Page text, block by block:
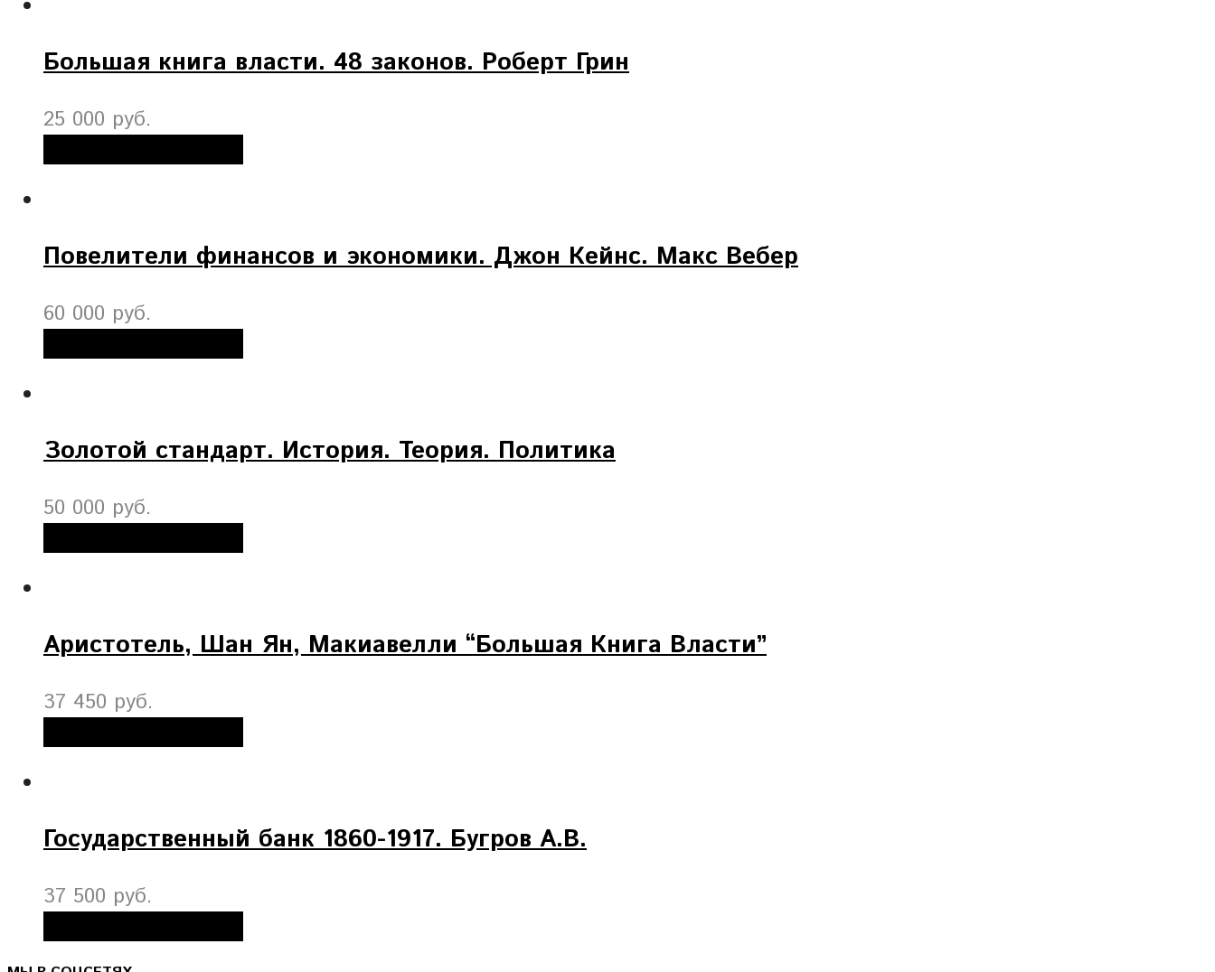
Большая книга власти. 48 законов. Роберт Грин
25 000 руб.
Повелители финансов и экономики. Джон Кейнс. Макс Вебер
60 000 руб.
Золотой стандарт. История. Теория. Политика
50 000 руб.
Аристотель, Шан Ян, Макиавелли “Большая Книга Власти”
37 450 руб.
Государственный банк 1860-1917. Бугров А.В.
37 500 руб.